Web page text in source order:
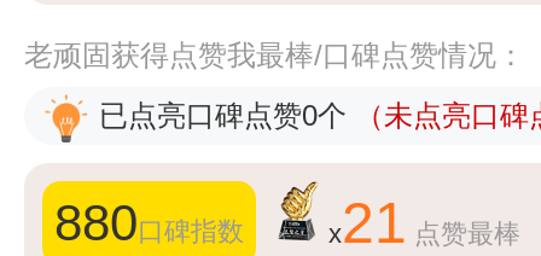
老顽固获得点赞我最棒/口碑点赞情况：
已点亮口碑点赞0个
（未点亮口
880口碑指数 x21 点赞最棒